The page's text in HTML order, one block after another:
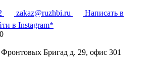
zakaz@ruzhbi.ru
Написать в
в Instagram*
Фронтовых Бригад д. 29, офис 301